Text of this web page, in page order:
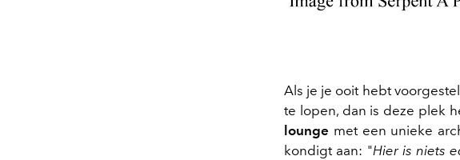
Als je je ooit hebt
te lopen, dan is deze plek
lounge met een unieke
kondigt aan: "Hier is niets